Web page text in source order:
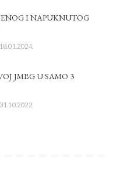
I NAPUKNUTOG
JMBG U SAMO 3